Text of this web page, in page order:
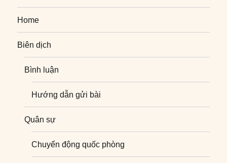
Home
Biên dịch
Bình luận
Hướng dẫn gửi bài
Quân sự
Chuyển động quốc phòng